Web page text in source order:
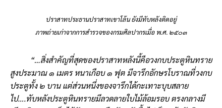
ปราสาทประธานปราสาทเขาโล้น ยังมีทับหลังติดอยู่
ภาพถ่ายเก่าจากการสำรวจของกรมศิลปากรเมื่อ พ.ศ. ๒๕๐๓
“…สิ่งสำคัญที่สุดของปราสาทหลังนี้คือวงกบประตูหินทราย
สูงประมาณ ๑ เมตร หนาเกือบ ๑ ฟุต มีจารึกอักษรโบราณที่วงกบ
ประตูทั้ง ๒ บาน แต่ส่วนหนึ่งของจารึกได้กะเทาะบุบสลาย
ไป….ทับหลังประตูหินทรายมีลวดลายใบไม้ล้อมรอบ ตรงกลางมี